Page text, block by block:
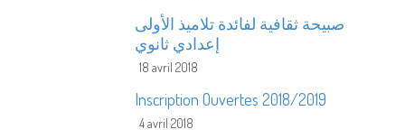
صبيحة ثقافية لفائدة تلاميذ الأولى
إعدادي ثانوي
18 avril 2018
Inscription Ouvertes 2018/2019
4 avril 2018